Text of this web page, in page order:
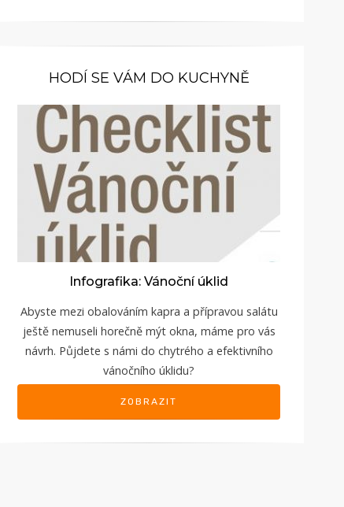
HODÍ SE VÁM DO KUCHYNĚ
Infografika: Vánoční úklid
Abyste mezi obalováním kapra a přípravou salátu
ještě nemuseli horečně mýt okna, máme pro vás
návrh. Půjdete s námi do chytrého a efektivního
vánočního úklidu?
ZOBRAZIT